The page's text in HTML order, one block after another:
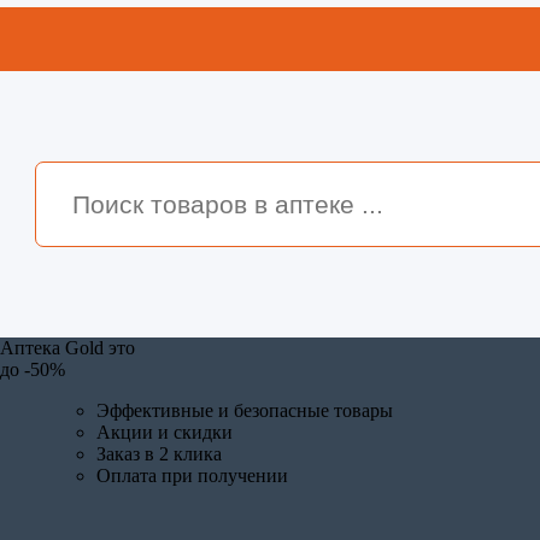
Аптека Gold это
до -50%
Эффективные и безопасные товары
Акции и скидки
Заказ в 2 клика
Оплата при получении